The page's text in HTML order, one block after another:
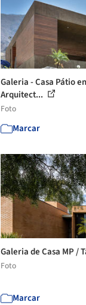
Galeria - Casa Pátio
Arquitect...
Foto
Marcar
Galeria de Casa MP /
Foto
Marcar